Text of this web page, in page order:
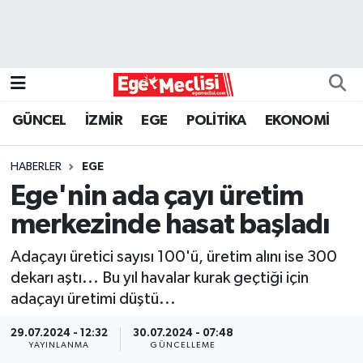
GÜNCEL İZMİR EGE POLİTİKA EKONOMİ
HABERLER EGE
Ege'nin ada çayı üretim
merkezinde hasat başladı
Adaçayı üretici sayısı 100'ü, üretim alını ise 300
dekarı aştı... Bu yıl havalar kurak geçtiği için
adaçayı üretimi düştü...
29.07.2024 - 12:32
YAYINLANMA
30.07.2024 - 07:48
GÜNCELLEME
GÜNCEL
İZMİR
ÖZEL HABER
POLİTİKA
Programlar
SPOR